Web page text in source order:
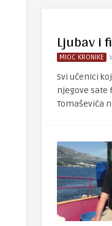
Ljubav i
MIOC KRONIKE
Svi učenici
njegove sate
Tomaševića